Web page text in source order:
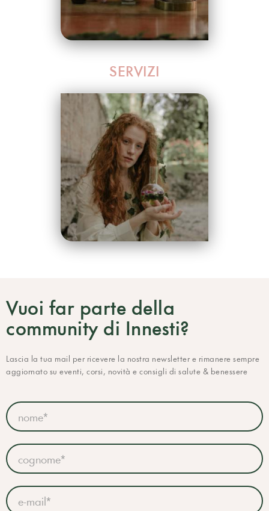
SERVIZI
Vuoi far parte della
community di Innesti?
Lascia la tua mail per ricevere la nostra newsletter e rimanere sempre
aggiornato su eventi, corsi, novità e consigli di salute & benessere